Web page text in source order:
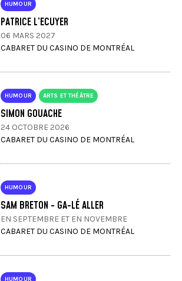
HUMOUR
PATRICE L’ECUYER
06 MARS 2027
CABARET DU CASINO DE MONTRÉAL
HUMOUR ARTS ET THÉÂTRE
SIMON GOUACHE
24 OCTOBRE 2026
CABARET DU CASINO DE MONTRÉAL
HUMOUR
SAM BRETON - GA-LÉ ALLER
EN SEPTEMBRE ET EN NOVEMBRE
CABARET DU CASINO DE MONTRÉAL
HUMOUR